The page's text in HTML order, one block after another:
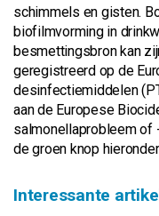
schimmels en gisten.
biofilmvorming in
besmettingsbron kan
geregistreerd op de
desinfectiemiddelen
aan de Europese
salmonellaprobleem of
de groen knop
Interessante